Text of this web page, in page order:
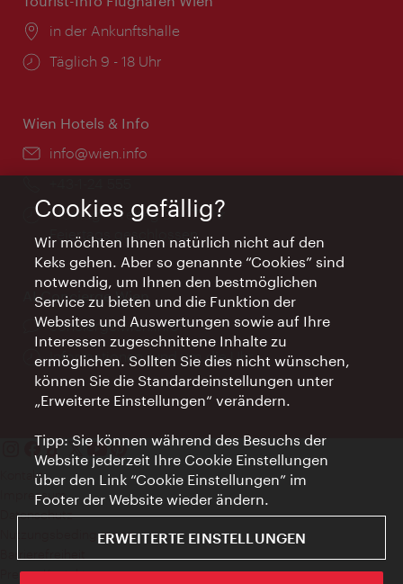
Ort:
in der Ankunftshalle
Öffnungszeiten:
Täglich 9 - 18 Uhr
Wien Hotels & Info
Email:
info@wien.info
Öffnungszeiten:
Montag - Freitag 9 – 17 Uhr
Feiertags geschlossen
AI Concierge Wien
Ort:
concierge.wien.info
Öffnungszeiten:
Informationen rund um die Uhr
Kontakt
Impressum
Datenschutz
Nutzungsbedingungen
Presse-Kontakt
Cookies gefällig?
Wir möchten Ihnen natürlich nicht auf den
Keks gehen. Aber so genannte “Cookies” sind
notwendig, um Ihnen den bestmöglichen
Service zu bieten und die Funktion der
Websites und Auswertungen sowie auf Ihre
Interessen zugeschnittene Inhalte zu
ermöglichen. Sollten Sie dies nicht wünschen,
können Sie die Standardeinstellungen unter
„Erweiterte Einstellungen“ verändern.
Tipp: Sie können während des Besuchs der
Website jederzeit Ihre Cookie Einstellungen
über den Link “Cookie Einstellungen” im
Footer der Website wieder ändern.
ERWEITERTE EINSTELLUNGEN